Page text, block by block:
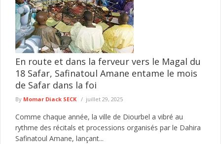
devenues virales, ...
lire plus
En route et dans la ferveur vers le Magal du
18 Safar, Safinatoul Amane entame le mois
de Safar dans la foi
By Momar Diack SECK juillet 29, 2025
Comme chaque année, la ville de Diourbel a vibré au
rythme des récitals et processions organisés par le Dahira
Safinatoul Amane, lançant...